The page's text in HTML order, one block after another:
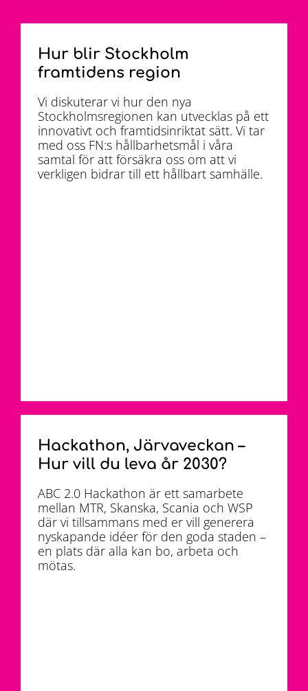
Hur blir Stockholm
framtidens region
Vi diskuterar vi hur den nya
Stockholmsregionen kan utvecklas på ett
innovativt och framtidsinriktat sätt. Vi tar
med oss FN:s hållbarhetsmål i våra
samtal för att försäkra oss om att vi
verkligen bidrar till ett hållbart samhälle.
Hackathon, Järvaveckan –
Hur vill du leva år 2030?
ABC 2.0 Hackathon är ett samarbete
mellan MTR, Skanska, Scania och WSP
där vi tillsammans med er vill generera
nyskapande idéer för den goda staden –
en plats där alla kan bo, arbeta och
mötas.